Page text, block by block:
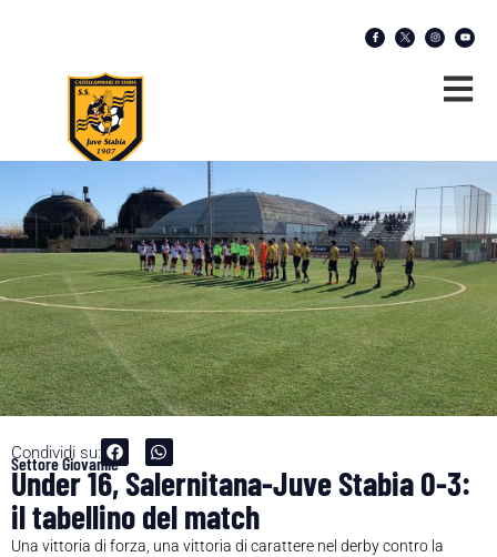
Condividi su:
Settore Giovanile
Under 16, Salernitana-Juve Stabia 0-3:
il tabellino del match
Una vittoria di forza, una vittoria di carattere nel derby contro la